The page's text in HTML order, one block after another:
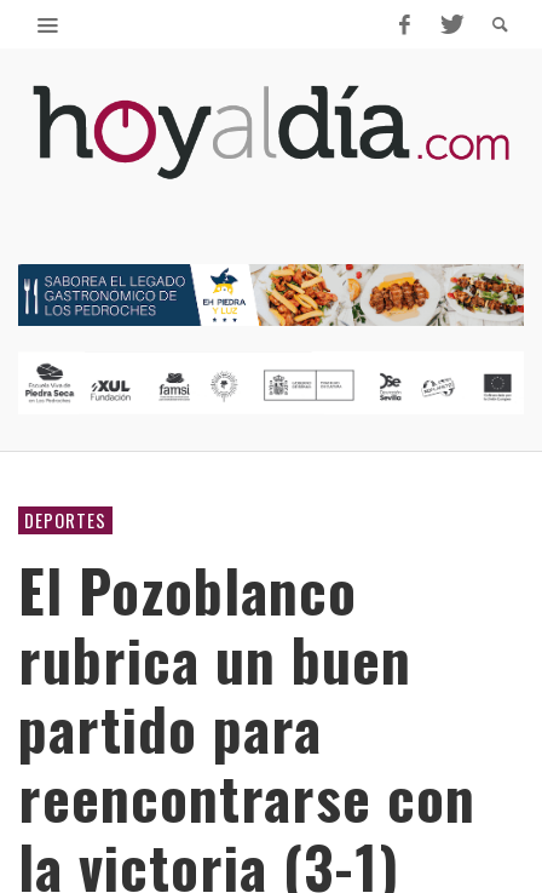
DEPORTES
El Pozoblanco
rubrica un buen
partido para
reencontrarse con
la victoria (3-1)